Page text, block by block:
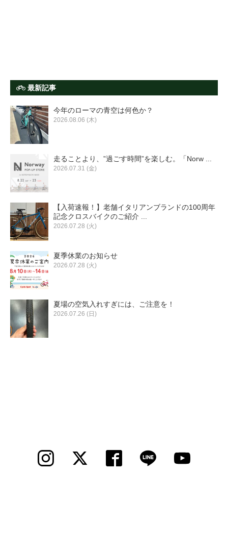
最新記事
今年のローマの青空は何色か？
2026.08.06 (木)
走ることより、”過ごす時間”を楽しむ。「Norw ...
2026.07.31 (金)
【入荷速報！】老舗イタリアンブランドの100周年
記念クロスバイクのご紹介 ...
2026.07.28 (火)
夏季休業のお知らせ
2026.07.28 (火)
夏場の空気入れすぎには、ご注意を！
2026.07.26 (日)